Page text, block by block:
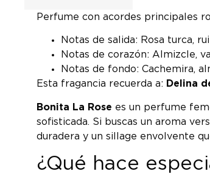
Perfume con acordes principales
Notas de salida: Rosa turca,
Notas de corazón: Almizcle,
Notas de fondo: Cachemira,
Esta fragancia recuerda a: Delina
Bonita La Rose es un perfume
sofisticada. Si buscas un aroma
duradera y un sillage envolvente
¿Qué hace